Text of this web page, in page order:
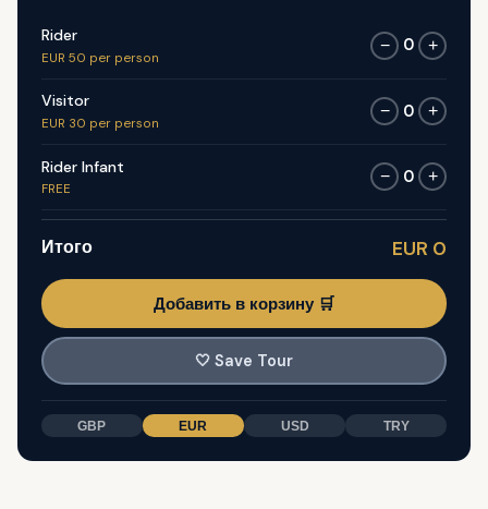
Rider
EUR 50 per person
− 0 +
Visitor
EUR 30 per person
− 0 +
Rider Infant
FREE
− 0 +
Итого EUR 0
Добавить в корзину 🛒
🤍 Save Tour
GBP EUR USD TRY